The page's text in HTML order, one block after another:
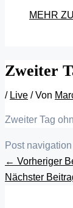
MEHR
Zweiter
/ Live / Von
Zweiter Tag
Post navigation
← Vorheriger
Nächster